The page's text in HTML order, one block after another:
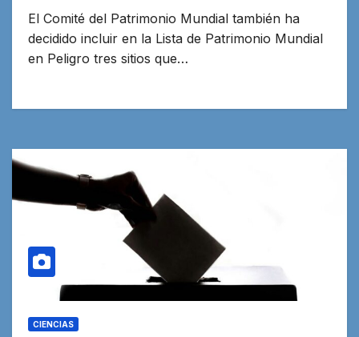
El Comité del Patrimonio Mundial también ha
decidido incluir en la Lista de Patrimonio Mundial
en Peligro tres sitios que…
CIENCIAS